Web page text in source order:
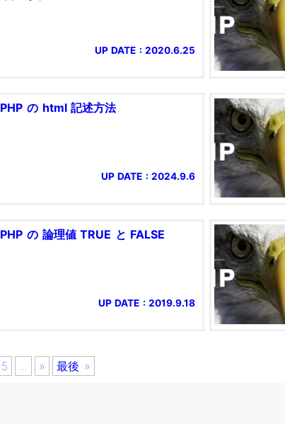
UP DATE : 2020.6.25
PHP の html 記述方法
UP DATE : 2024.9.6
PHP の 論理値 TRUE と FALSE
UP DATE : 2019.9.18
5 ... » 最後 »